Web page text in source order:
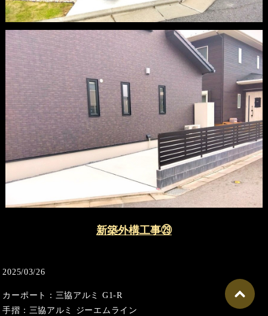
新築外構工事㉙
2025/03/26
カーポート：三協アルミ G1-R
手摺：三協アルミ ジーエムライン